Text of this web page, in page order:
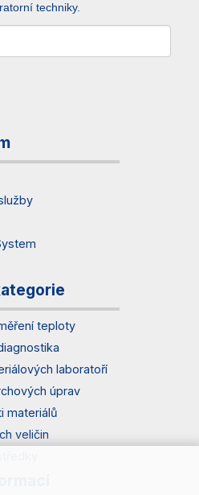
techniky.
teploty
laboratoří
úprav
materiálů
veličin